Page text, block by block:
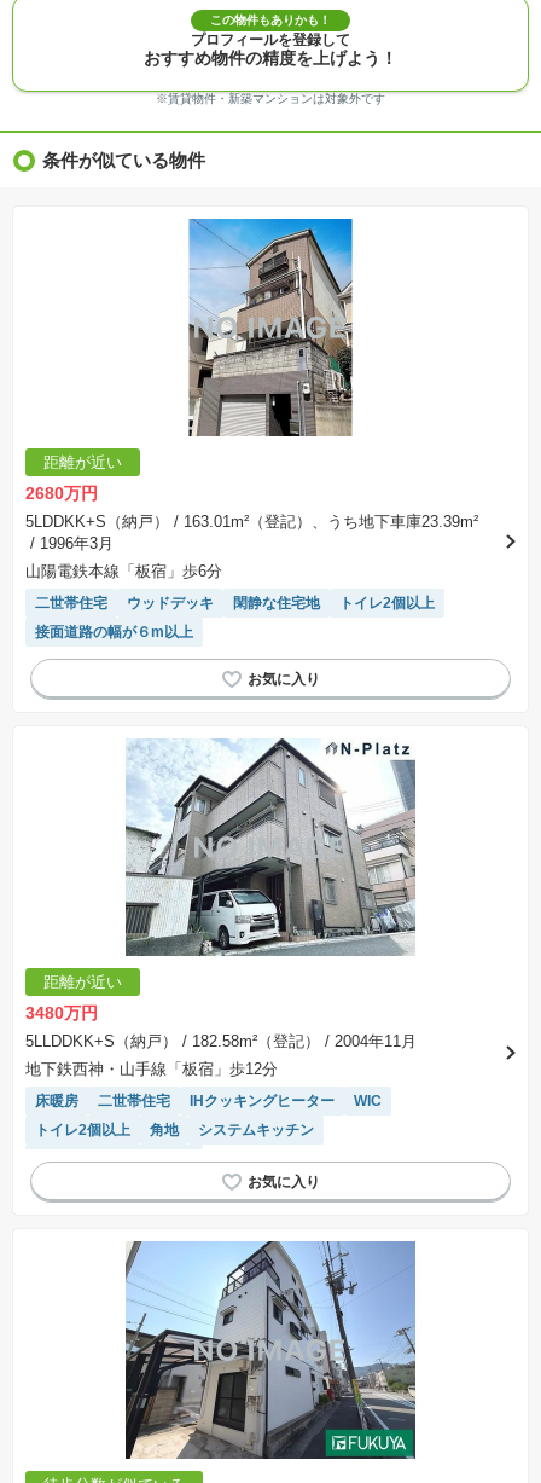
※建築条件付き土地価格には、建物価格は含まれません。
※物件情報は、原則として情報提供日の２日前に最終確認した情報です。
※完成予想図はいずれも外構、植栽、外観等実際のものとは多少異なることがあります。
※モデルルーム・モデルハウス・展示場・ショールームの画像の場合、今回販売の物件と異な
※ＣＧ合成の画像の場合、実際とは多少異なる場合があります。
※物件特徴：販売戸数が複数の物件は、全ての住戸に該当しない項目もあります。
※価格更新：物件価格が変更された日から１週間表示されます。
※建築条件土地の情報内に掲載されている、建物プラン例は、土地購入者の設計プランの参考
の一例であって、プランの採用可否は任意です。
※土地（建築条件なし）で「建物プラン例」が表記してある時、そのプラン例は特定の建築請
負会社によるもので、当該建築請負会社以外で建てた場合、同様のものが同価格で建てられる
とは限りません。また建築請負会社を特定するものではありません。
※建築条件付き土地とは、その土地に建築する建物の建築請負契約が、一定期間内に成立する
ことを条件として売買される土地のことをいいます。建築請負契約成立に向けて設計プランを
協議するため、土地購入者が自己の希望する建物の設計協議をするために必要な相当の期間の
交渉期間が設定され、その期間内で希望を満たすプランが実現できたかどうかにより結論を出
します。なお、この期間は概ね3ヶ月程度とされています。納得のいくプランが出来ず、建築請
負契約が成立しない場合、土地売買契約は白紙に戻り、土地契約にかかった代金（土地代金、
手付金など）は名目のいかんに関わらず、全て返却されます。
※課税対象物件の「価格」や「費用等」は消費税込みの「総額表示」で統一しています。
※「本体価格」とは、課税対象物件においては「消費税を除いた建物価格」と「土地価格」の
合計額を指します。
表示されておりません。
※取引にかかる費用：物件の契約手続き、決済、引き渡し時にかかる費用を表示しています。
不動産会社によって表記有無が異なるため、ご自身で十分な確認をしていただくようにお願い
いたします。
※掲載の省エネ性能ラベル内の物件・住棟・号室名称については最新のものに変更されている
場合があります。
この物件もありかも！
プロフィールを登録して
おすすめ物件の精度を上げよう！
※賃貸物件・新築マンションは対象外です
条件が似ている物件
距離が近い
2680万円
5LDDKK+S（納戸）
/ 163.01m²（登記）、うち地下車庫23.39m²
/ 1996年3月
山陽電鉄本線「板宿」歩6分
二世帯住宅 ウッドデッキ 閑静な住宅地
トイレ2個以上
接面道路の幅が６m以上
距離が近い
3480万円
5LLDDKK+S（納戸） / 182.58m²（登記）
/ 2004年11月
地下鉄西神・山手線「板宿」歩12分
床暖房 二世帯住宅 IHクッキングヒーター
WIC
トイレ2個以上
角地
システムキッチン
接面道路の幅が６m以上